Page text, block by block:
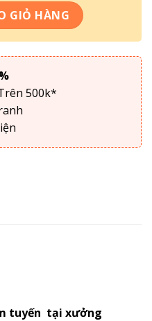
- C5N-040 số lượng
GIỎ HÀNG
500k*
tuyến tại xưởng